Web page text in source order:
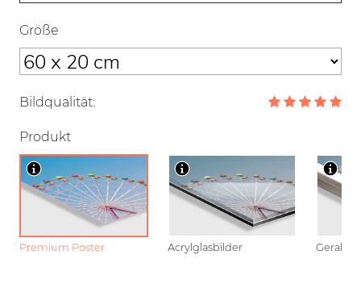
Größe
Bildqualität:
Produkt
Premium Poster Acrylglasbilder